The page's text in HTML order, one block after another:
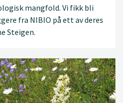
mangfold. Vi fikk bli
fra NIBIO på ett av deres
Steigen.